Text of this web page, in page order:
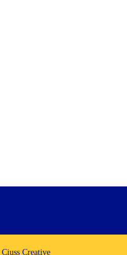
Ciuss Creative